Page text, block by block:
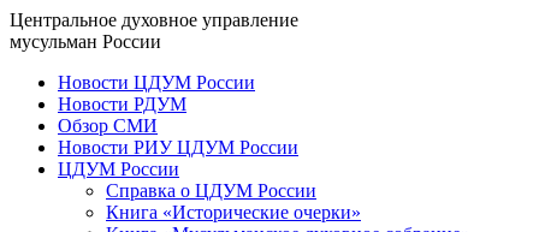
Центральное духовное управление
мусульман России
Новости ЦДУМ России
Новости РДУМ
Обзор СМИ
Новости РИУ ЦДУМ России
ЦДУМ России
Справка о ЦДУМ России
Книга «Исторические очерки»